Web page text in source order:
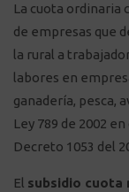
La cuota ordinaria
de empresas que
la rural a
labores en
ganadería, pesca,
Ley 789 de 2002
Decreto 1053 del
El subsidio cuota